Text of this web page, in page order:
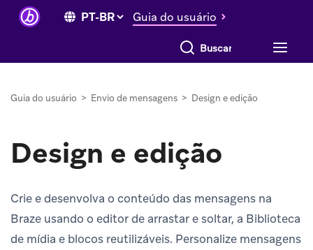
Guia do usuário
Buscar tudo
Guia do usuário > Envio de mensagens > Design e edição
Design e edição
Crie e desenvolva o conteúdo das mensagens na
Braze usando o editor de arrastar e soltar, a Biblioteca
de mídia e blocos reutilizáveis. Personalize mensagens